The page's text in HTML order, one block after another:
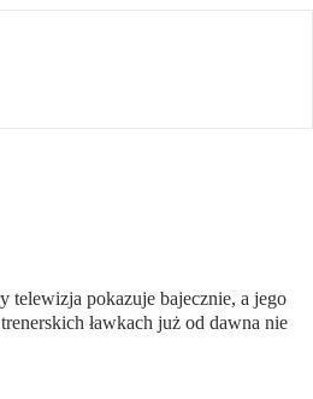
telewizja pokazuje bajecznie, a jego
ławkach już od dawna nie